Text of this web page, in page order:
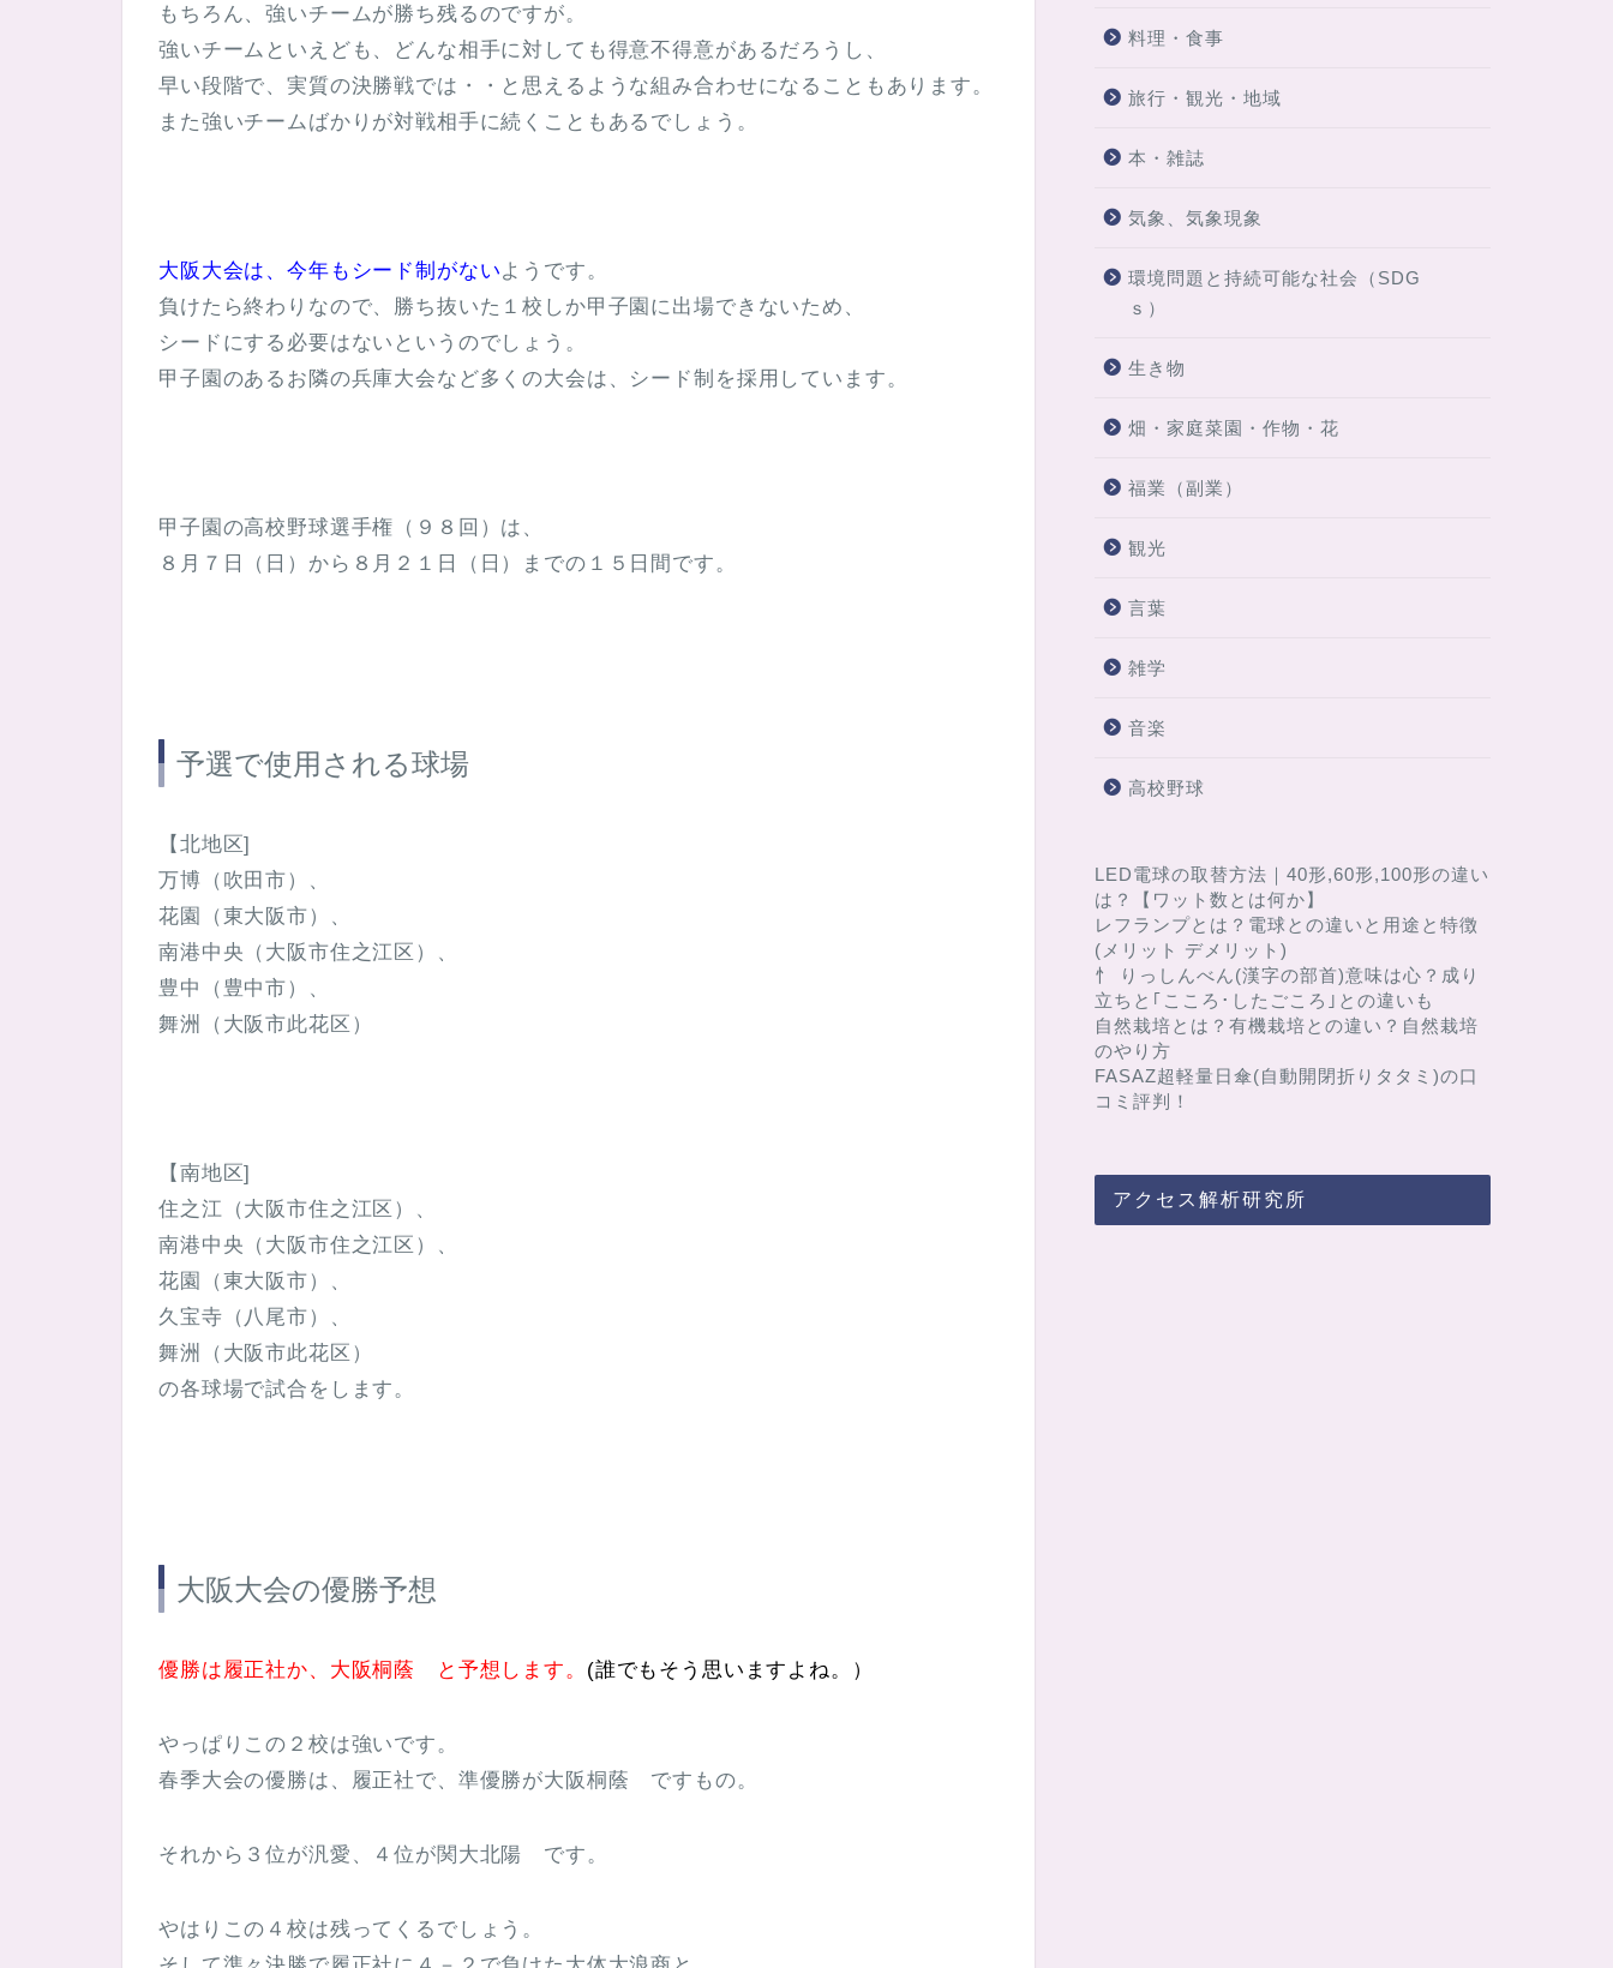
もちろん、強いチームが勝ち残るのですが。
強いチームといえども、どんな相手に対しても得意不得意があるだろうし、
早い段階で、実質の決勝戦では・・と思えるような組み合わせになることもあります。
また強いチームばかりが対戦相手に続くこともあるでしょう。
大阪大会は、今年もシード制がないようです。
負けたら終わりなので、勝ち抜いた１校しか甲子園に出場できないため、
シードにする必要はないというのでしょう。
甲子園のあるお隣の兵庫大会など多くの大会は、シード制を採用しています。
甲子園の高校野球選手権（９８回）は、
８月７日（日）から８月２１日（日）までの１５日間です。
予選で使用される球場
【北地区]
万博（吹田市）、
花園（東大阪市）、
南港中央（大阪市住之江区）、
豊中（豊中市）、
舞洲（大阪市此花区）
【南地区]
住之江（大阪市住之江区）、
南港中央（大阪市住之江区）、
花園（東大阪市）、
久宝寺（八尾市）、
舞洲（大阪市此花区）
の各球場で試合をします。
大阪大会の優勝予想
優勝は履正社か、 大阪桐蔭 と予想します。 (誰でもそう思いますよね。）
やっぱりこの２校は強いです。
春季大会の優勝は、履正社で、準優勝が大阪桐蔭 ですもの。
それから３位が汎愛、４位が関大北陽 です。
やはりこの４校は残ってくるでしょう。
料理・食事
旅行・観光・地域
本・雑誌
気象、気象現象
環境問題と持続可能な社会（SDG
ｓ）
生き物
畑・家庭菜園・作物・花
福業（副業）
観光
言葉
雑学
音楽
高校野球
LED電球の取替方法｜40形,60形,100形の違い
は？【ワット数とは何か】
レフランプとは？電球との違いと用途と特徴
(メリット デメリット)
忄 りっしんべん(漢字の部首)意味は心？成り
立ちと｢こころ･したごころ｣との違いも
自然栽培とは？有機栽培との違い？自然栽培
のやり方
FASAZ超軽量日傘(自動開閉折りタタミ)の口
コミ評判！
アクセス解析研究所